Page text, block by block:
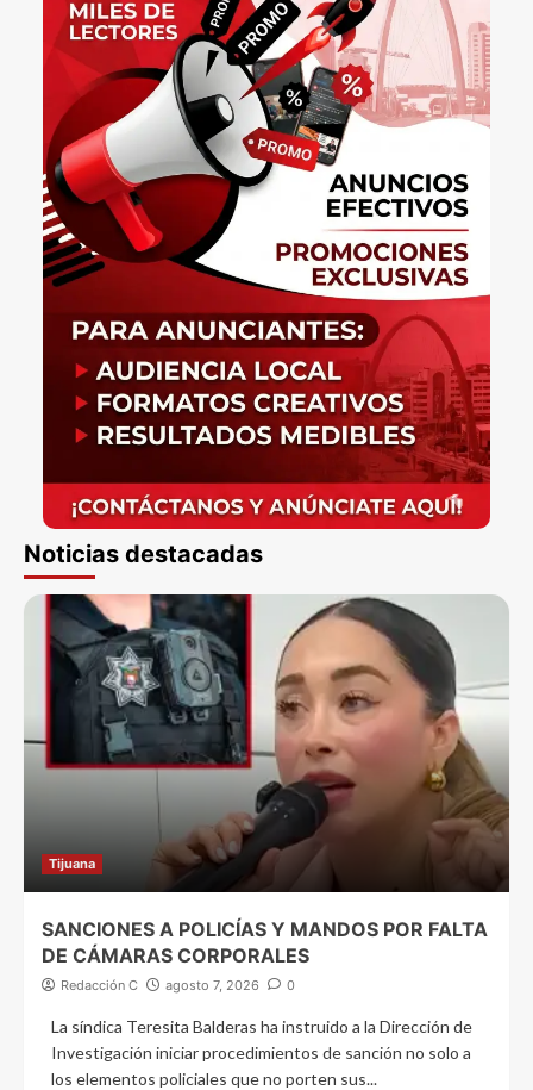
Noticias destacadas
Tijuana
SANCIONES A POLICÍAS Y MANDOS POR FALTA
DE CÁMARAS CORPORALES
Redacción C agosto 7, 2026 0
La síndica Teresita Balderas ha instruido a la Dirección de
Investigación iniciar procedimientos de sanción no solo a
los elementos policiales que no porten sus...